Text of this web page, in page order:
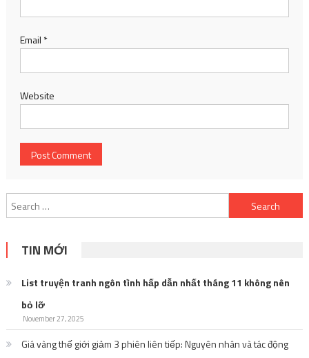
Email *
Website
Search
for:
TIN MỚI
List truyện tranh ngôn tình hấp dẫn nhất tháng 11 không nên
bỏ lỡ
November 27, 2025
Giá vàng thế giới giảm 3 phiên liên tiếp: Nguyên nhân và tác động